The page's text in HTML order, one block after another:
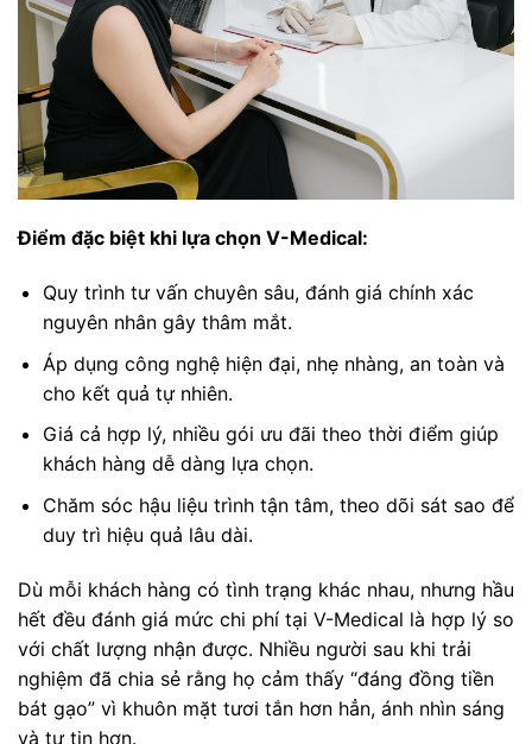
Điểm đặc biệt khi lựa chọn V-Medical:
Quy trình tư vấn chuyên sâu, đánh giá chính xác
nguyên nhân gây thâm mắt.
Áp dụng công nghệ hiện đại, nhẹ nhàng, an toàn và
cho kết quả tự nhiên.
Giá cả hợp lý, nhiều gói ưu đãi theo thời điểm giúp
khách hàng dễ dàng lựa chọn.
Chăm sóc hậu liệu trình tận tâm, theo dõi sát sao để
duy trì hiệu quả lâu dài.
Dù mỗi khách hàng có tình trạng khác nhau, nhưng hầu
hết đều đánh giá mức chi phí tại V-Medical là hợp lý so
với chất lượng nhận được. Nhiều người sau khi trải
nghiệm đã chia sẻ rằng họ cảm thấy “đáng đồng tiền
bát gạo” vì khuôn mặt tươi tắn hơn hẳn, ánh nhìn sáng
và tự tin hơn.